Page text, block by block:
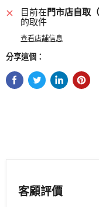
目前在 門市店自取
的取件
查看店舖信息
分享這個：
客顧評價